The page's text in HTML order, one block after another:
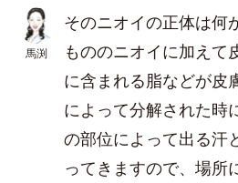
馬渕
そのニオイの正体は何
もののニオイに加えて
に含まれる脂などが皮
によって分解された時
の部位によって出る汗
ってきますので、場所